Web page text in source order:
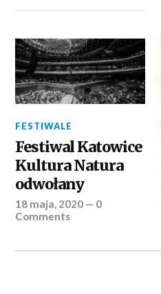
FESTIWALE
Festiwal Katowice
Kultura Natura
odwołany
18 maja, 2020 — 0
Comments